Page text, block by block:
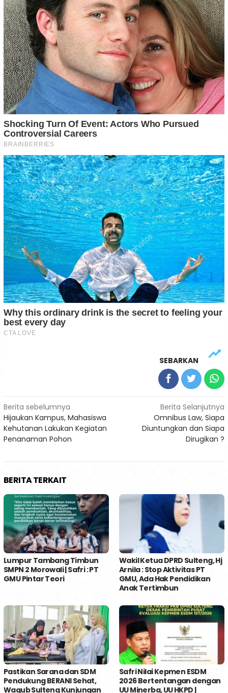
SEBARKAN
Navigasi
pos
Berita sebelumnya
Hijaukan Kampus, Mahasiswa
Kehutanan Lakukan Kegiatan
Penanaman Pohon
Berita Selanjutnya
Omnibus Law, Siapa
Diuntungkan dan Siapa
Dirugikan ?
BERITA TERKAIT
Lumpur Tambang Timbun
SMPN 2 Morowali | Safri : PT
GMU Pintar Teori
Wakil Ketua DPRD Sulteng, Hj
Arnila : Stop Aktivitas PT
GMU, Ada Hak Pendidikan
Anak Tertimbun
Pastikan Sarana dan SDM
Pendukung BERANI Sehat,
Wagub Sulteng Kunjungan
Safri Nilai Kepmen ESDM
2026 Bertentangan dengan
UU Minerba, UU HKPD |